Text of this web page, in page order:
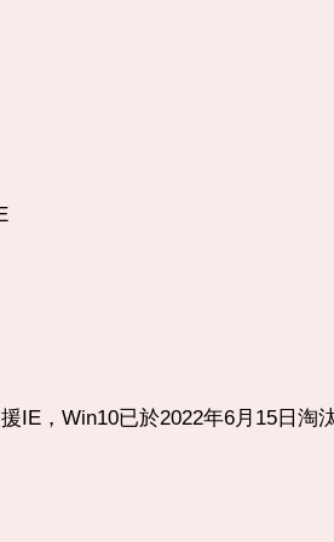
，Win10已於2022年6月15日淘